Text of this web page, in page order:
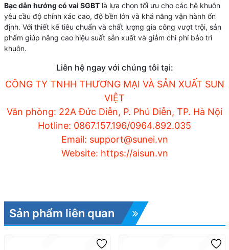
Bạc dẫn hướng có vai SGBTlà lựa chọn tối ưu cho các hệ khuôn
yêu cầu độ chính xác cao, độ bền lớn và khả năng vận hành ổn
định. Với thiết kế tiêu chuẩn và chất lượng gia công vượt trội, sản
phẩm giúp nâng cao hiệu suất sản xuất và giảm chi phí bảo trì
khuôn.
Liên hệ ngay với chúng tôi tại:
CÔNG TY TNHH THƯƠNG MẠI VÀ SẢN XUẤT SUN
VIỆT
Văn phòng: 22A Đức Diễn, P. Phú Diễn, TP. Hà Nội
Hotline: 0867.157.196/0964.892.035
Email: support@sunei.vn
Website: https://aisun.vn
Sản phẩm liên quan